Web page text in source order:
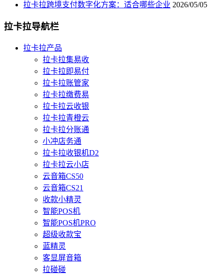
拉卡拉跨境支付数字化方案：适合哪些企业 2026/05/05
拉卡拉导航栏
拉卡拉产品
拉卡拉集易收
拉卡拉即易付
拉卡拉账管家
拉卡拉缴费易
拉卡拉云收银
拉卡拉青橙云
拉卡拉分账通
小冲店务通
拉卡拉收银机D2
拉卡拉云小店
云音箱CS50
云音箱CS21
收款小精灵
智能POS机
智能POS机PRO
超级收款宝
蓝精灵
客显屏音箱
拉碰碰